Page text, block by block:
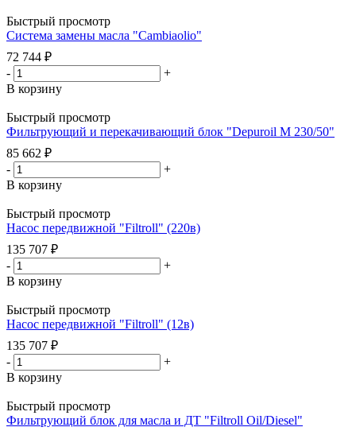
Быстрый просмотр
Система замены масла "Cambiaolio"
72 744 ₽
-
+
В корзину
Быстрый просмотр
Фильтрующий и перекачивающий блок "Depuroil M 230/50"
85 662 ₽
-
+
В корзину
Быстрый просмотр
Насос передвижной "Filtroll" (220в)
135 707 ₽
-
+
В корзину
Быстрый просмотр
Насос передвижной "Filtroll" (12в)
135 707 ₽
-
+
В корзину
Быстрый просмотр
Фильтрующий блок для масла и ДТ "Filtroll Oil/Diesel"